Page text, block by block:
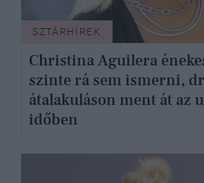
SZTÁRHÍREK
Christina Aguilera
szinte rá sem ismerni,
átalakuláson ment át az
időben